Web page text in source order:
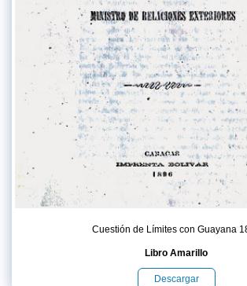
Cuestión de Límites con Guayana
Libro Amarillo
Descargar